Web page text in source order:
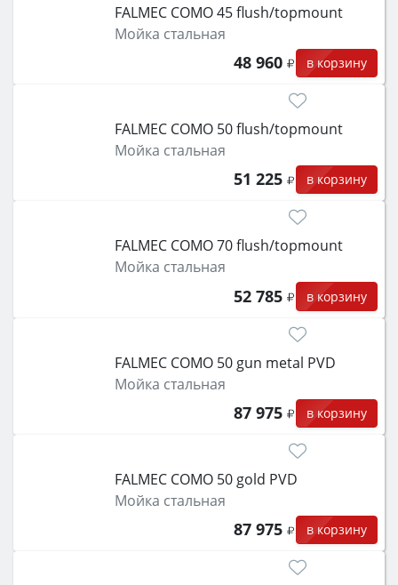
FALMEC COMO 45 flush/topmount
Мойка стальная
48 960 в корзину
FALMEC COMO 50 flush/topmount
Мойка стальная
51 225 в корзину
FALMEC COMO 70 flush/topmount
Мойка стальная
52 785 в корзину
FALMEC COMO 50 gun metal PVD
Мойка стальная
87 975 в корзину
FALMEC COMO 50 gold PVD
Мойка стальная
87 975 в корзину